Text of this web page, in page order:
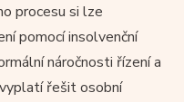
procesu si lze
pomocí insolvenční
náročnosti řízení a
řešit osobní